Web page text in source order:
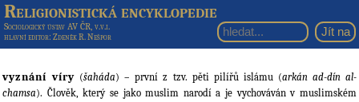
Religionistická encyklopedie
Sociologický ústav AV ČR, v.v.i.
hlavní editor: Zdeněk R. Nešpor
vyznání víry (šaháda) – první z tzv. pěti pilířů islámu (arkán ad-dín al-
chamsa). Člověk, který se jako muslim narodí a je vychováván v muslimském